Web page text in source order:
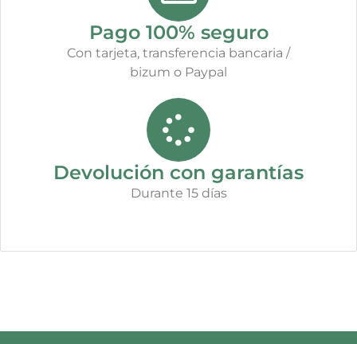
Pago 100% seguro
Con tarjeta, transferencia bancaria /
bizum o Paypal
Devolución con garantías
Durante 15 días